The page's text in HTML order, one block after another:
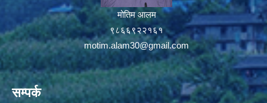
मोतिम आलम
९८६६९२२१६१
motim.alam30@gmail.com
सम्पर्क